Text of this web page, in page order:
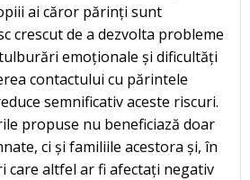
ai căror părinți sunt
crescut de a dezvolta probleme
emoționale și dificultăți
contactului cu părintele
semnificativ aceste riscuri.
propuse nu beneficiază doar
ci și familiile acestora și, în
care altfel ar fi afectați negativ